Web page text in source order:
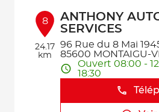
8
24.17
km
ANTHONY
SERVICES
96 Rue du 8 Mai
85600 MONTAIGU-
Ouvert 08:00 -
18:30